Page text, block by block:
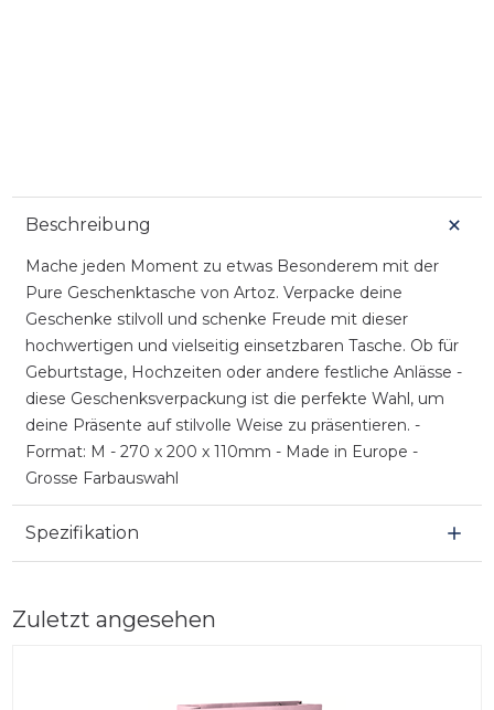
Beschreibung
Mache jeden Moment zu etwas Besonderem mit der
Pure Geschenktasche von Artoz. Verpacke deine
Geschenke stilvoll und schenke Freude mit dieser
hochwertigen und vielseitig einsetzbaren Tasche. Ob für
Geburtstage, Hochzeiten oder andere festliche Anlässe -
diese Geschenksverpackung ist die perfekte Wahl, um
deine Präsente auf stilvolle Weise zu präsentieren. -
Format: M - 270 x 200 x 110mm - Made in Europe -
Grosse Farbauswahl
Spezifikation
Zuletzt angesehen